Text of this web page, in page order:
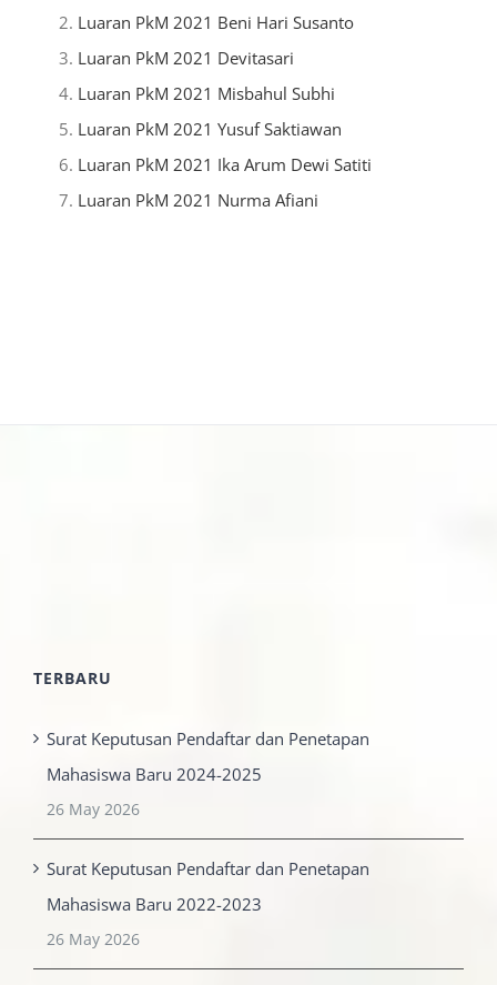
Luaran PkM 2021 Beni Hari Susanto
Luaran PkM 2021 Devitasari
Luaran PkM 2021 Misbahul Subhi
Luaran PkM 2021 Yusuf Saktiawan
Luaran PkM 2021 Ika Arum Dewi Satiti
Luaran PkM 2021 Nurma Afiani
TERBARU
Surat Keputusan Pendaftar dan Penetapan
Mahasiswa Baru 2024-2025
26 May 2026
Surat Keputusan Pendaftar dan Penetapan
Mahasiswa Baru 2022-2023
26 May 2026